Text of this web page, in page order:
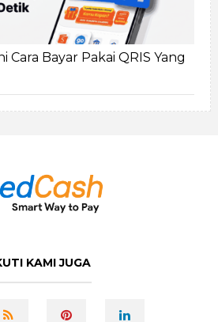
Cara Bayar Pakai QRIS Yang
KAMI JUGA